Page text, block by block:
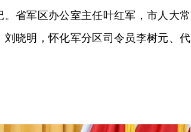
省军区办公室主任叶红军，市人大常
晓明，怀化军分区司令员李树元、代